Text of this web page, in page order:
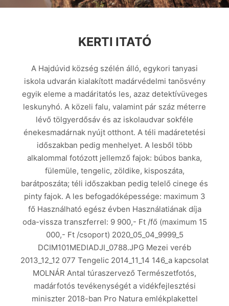
KERTI ITATÓ
A Hajdúvid község szélén álló, egykori tanyasi
iskola udvarán kialakított madárvédelmi tanösvény
egyik eleme a madáritatós les, azaz detektívüveges
leskunyhó. A közeli falu, valamint pár száz méterre
lévő tölgyerdősáv és az iskolaudvar sokféle
énekesmadárnak nyújt otthont. A téli madáretetési
időszakban pedig menhelyet. A lesből több
alkalommal fotózott jellemző fajok: búbos banka,
fülemüle, tengelic, zöldike, kisposzáta,
barátposzáta; téli időszakban pedig telelő cinege és
pinty fajok. A les befogadóképessége: maximum 3
fő Használható egész évben Használatiának díja
oda-vissza transzferrel: 9 900,- Ft /fő (maximum 15
000,- Ft /csoport) 2020_05_04_9999_5
DCIM101MEDIADJI_0788.JPG Mezei veréb
2013_12_12 077 Tengelic 2014_11_14 146_a kapcsolat
MOLNÁR Antal túraszervező Természetfotós,
madárfotós tevékenységét a vidékfejlesztési
miniszter 2018-ban Pro Natura emlékplakettel